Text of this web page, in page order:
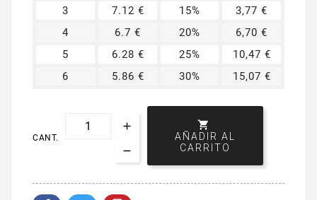
3
7.12 € 15%
3,77 €
4
6.7 € 20%
6,70 €
5
6.28 € 25%
10,47 €
6
5.86 € 30% 15,07 €
CANT.

AÑADIR AL
CARRITO